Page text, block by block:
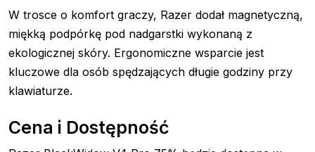
W trosce o komfort graczy, Razer dodał magnetyczną,
miękką podpórkę pod nadgarstki wykonaną z
ekologicznej skóry. Ergonomiczne wsparcie jest
kluczowe dla osób spędzających długie godziny przy
klawiaturze.
Cena i Dostępność